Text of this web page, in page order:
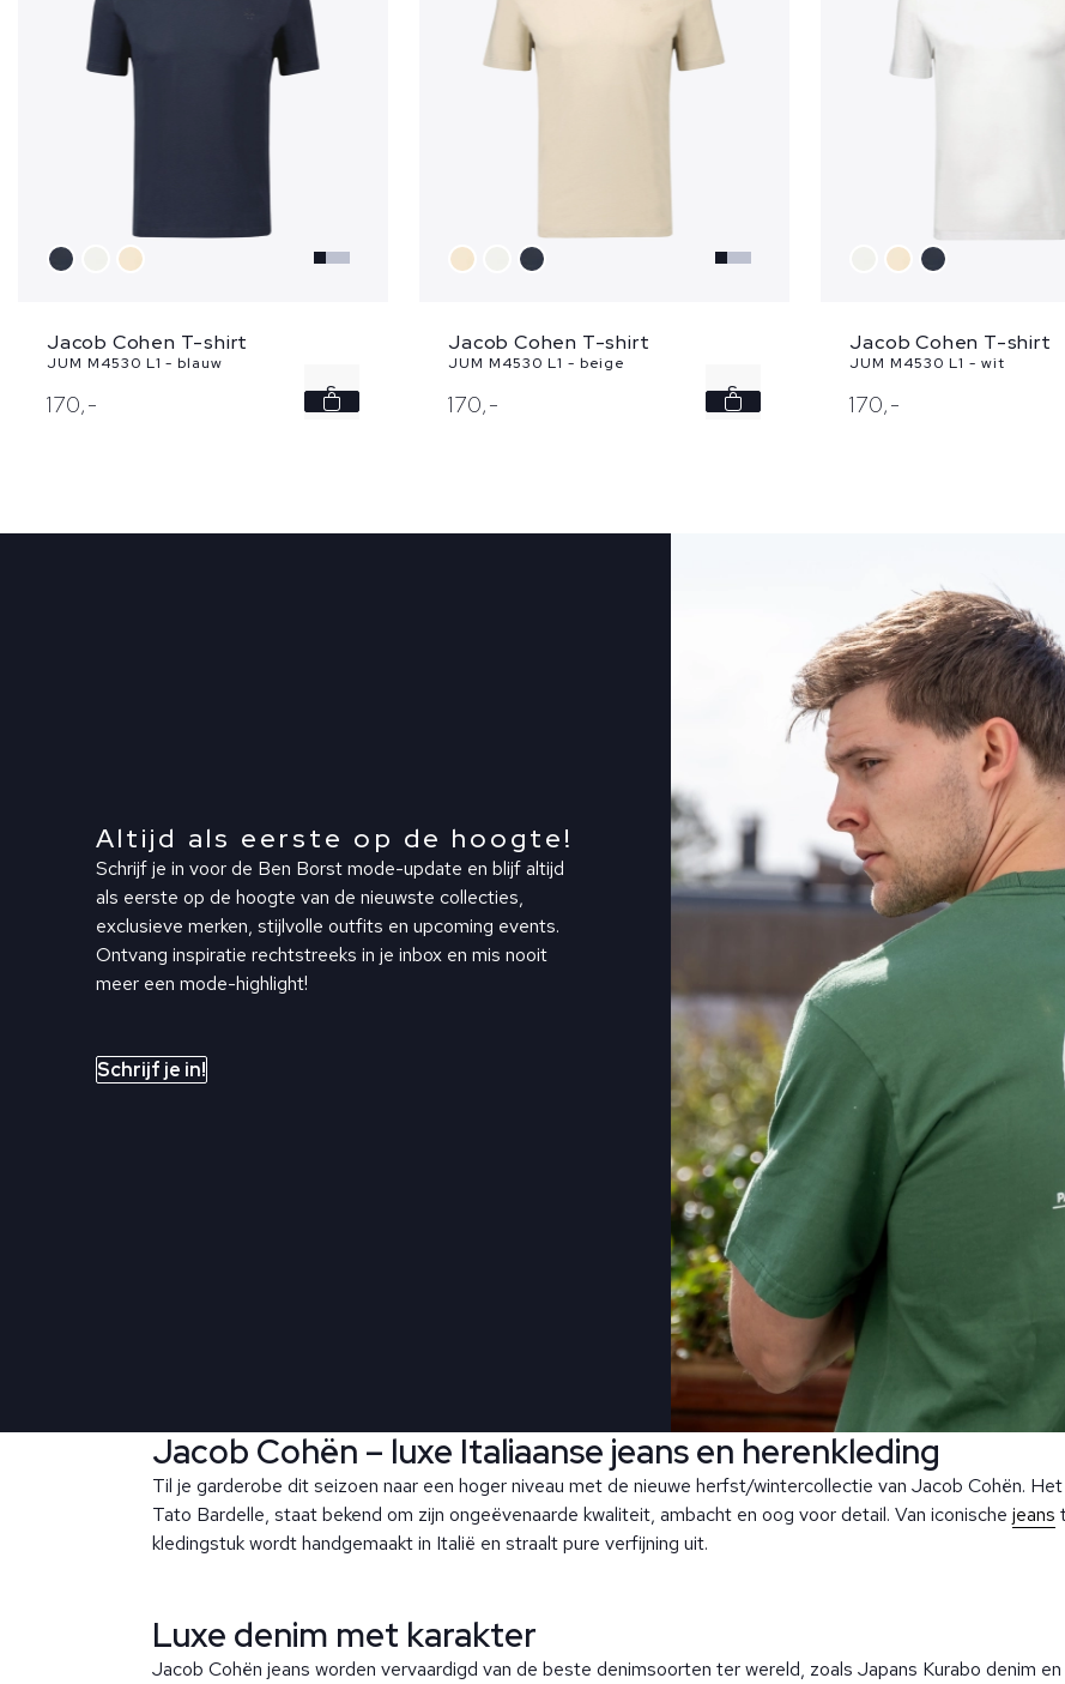
Jacob Cohen T-shirt
JUM M4530 L1 - blauw
170,- S
Jacob Cohen T-shirt
JUM M4530 L1 - beige
170,- S
Jacob Cohen T-shirt
JUM M4530 L1 - wit
170,-
Altijd als eerste op de hoogte!
Schrijf je in voor de Ben Borst mode-update en blijf altijd
als eerste op de hoogte van de nieuwste collecties,
exclusieve merken, stijlvolle outfits en upcoming events.
Ontvang inspiratie rechtstreeks in je inbox en mis nooit
meer een mode-highlight!
Schrijf je in!
Jacob Cohën – luxe Italiaanse jeans en herenkleding
Til je garderobe dit seizoen naar een hoger niveau met de nieuwe herfst/wintercollectie van Jacob Cohën.
Tato Bardelle, staat bekend om zijn ongeëvenaarde kwaliteit, ambacht en oog voor detail. Van iconische jeans
kledingstuk wordt handgemaakt in Italië en straalt pure verfijning uit.
Luxe denim met karakter
Jacob Cohën jeans worden vervaardigd van de beste denimsoorten ter wereld, zoals Japans Kurabo denim